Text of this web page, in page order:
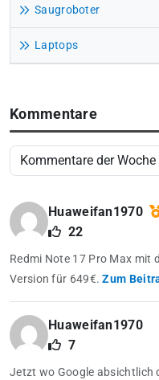
Saugroboter
Laptops
Kommentare
Huaweifan1970
22
Redmi Note 17 Pro Max
Version für 649€.Zum
Huaweifan1970
7
Jetzt wo Google absichtlich